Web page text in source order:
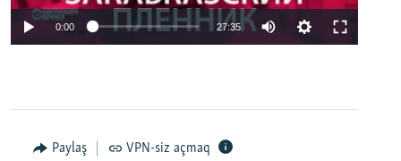
0:00 27:35
Paylaş VPN-siz açmaq